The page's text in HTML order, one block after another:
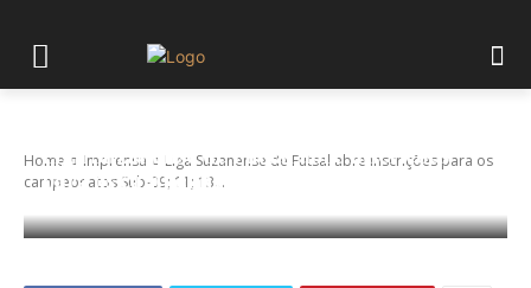
Home Imprensa
Liga Suzanense de Futsal abre inscrições para os
campeonatos Sub-09; 11; 13...
Liga Suzanense de Futsal abre inscrições
para os campeonatos Sub-09; 11; 13 e 15